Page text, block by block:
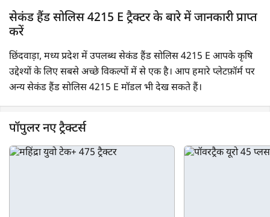
सेकंड हैंड सोलिस 4215 E ट्रैक्टर के बारे में जानकारी प्राप्त
करें
छिंदवाड़ा, मध्य प्रदेश में उपलब्ध सेकंड हैंड सोलिस 4215 E आपके कृषि
उद्देश्यों के लिए सबसे अच्छे विकल्पों में से एक है। आप हमारे प्लेटफ़ॉर्म पर
अन्य सेकंड हैंड सोलिस 4215 E मॉडल भी देख सकते हैं।
पॉपुलर नए ट्रैक्टर्स